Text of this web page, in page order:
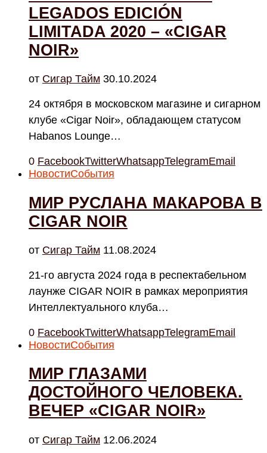
LEGADOS EDICIÓN
LIMITADA 2020 – «CIGAR
NOIR»
от Cигар Тайм 30.10.2024
24 октября в московском магазине и сигарном
клубе «Cigar Noir», обладающем статусом
Habanos Lounge…
0 FacebookTwitterWhatsappTelegramEmail
НовостиСобытия
МИР РУСЛАНА МАКАРОВА В
CIGAR NOIR
от Cигар Тайм 11.08.2024
21-го августа 2024 года в респектабельном
лаунже CIGAR NOIR в рамках мероприятия
Интеллектуального клуба…
0 FacebookTwitterWhatsappTelegramEmail
НовостиСобытия
МИР ГЛАЗАМИ
ДОСТОЙНОГО ЧЕЛОВЕКА.
ВЕЧЕР «CIGAR NOIR»
от Cигар Тайм 12.06.2024